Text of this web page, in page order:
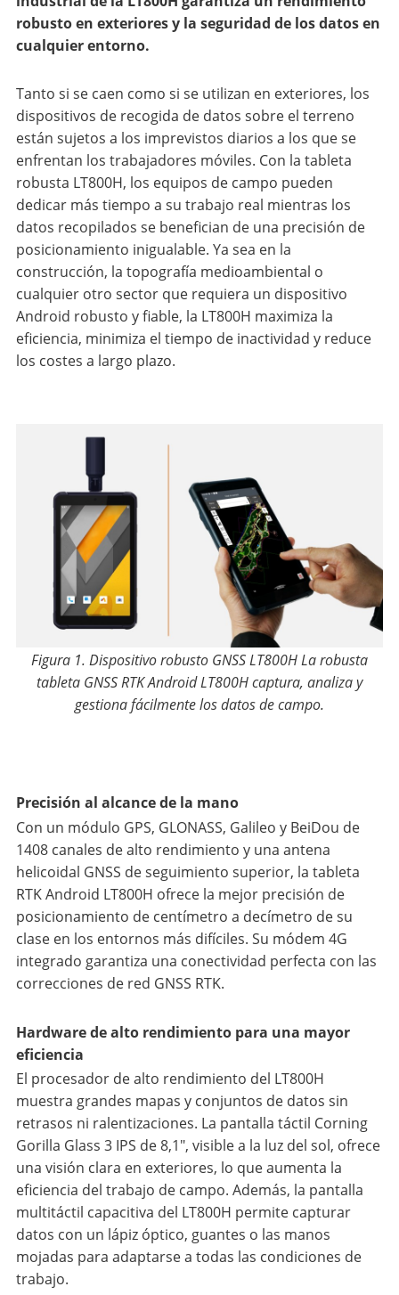
robusto en exteriores y la seguridad de los datos en
cualquier entorno.
Tanto si se caen como si se utilizan en exteriores, los
dispositivos de recogida de datos sobre el terreno
están sujetos a los imprevistos diarios a los que se
enfrentan los trabajadores móviles. Con la tableta
robusta LT800H, los equipos de campo pueden
dedicar más tiempo a su trabajo real mientras los
datos recopilados se benefician de una precisión de
posicionamiento inigualable. Ya sea en la
construcción, la topografía medioambiental o
cualquier otro sector que requiera un dispositivo
Android robusto y fiable, la LT800H maximiza la
eficiencia, minimiza el tiempo de inactividad y reduce
los costes a largo plazo.
Figura 1. Dispositivo robusto GNSS LT800H La robusta
tableta GNSS RTK Android LT800H captura, analiza y
gestiona fácilmente los datos de campo.
Precisión al alcance de la mano
Con un módulo GPS, GLONASS, Galileo y BeiDou de
1408 canales de alto rendimiento y una antena
helicoidal GNSS de seguimiento superior, la tableta
RTK Android LT800H ofrece la mejor precisión de
posicionamiento de centímetro a decímetro de su
clase en los entornos más difíciles. Su módem 4G
integrado garantiza una conectividad perfecta con las
correcciones de red GNSS RTK.
Hardware de alto rendimiento para una mayor
eficiencia
El procesador de alto rendimiento del LT800H
muestra grandes mapas y conjuntos de datos sin
retrasos ni ralentizaciones. La pantalla táctil Corning
Gorilla Glass 3 IPS de 8,1", visible a la luz del sol, ofrece
una visión clara en exteriores, lo que aumenta la
eficiencia del trabajo de campo. Además, la pantalla
multitáctil capacitiva del LT800H permite capturar
datos con un lápiz óptico, guantes o las manos
mojadas para adaptarse a todas las condiciones de
trabajo.